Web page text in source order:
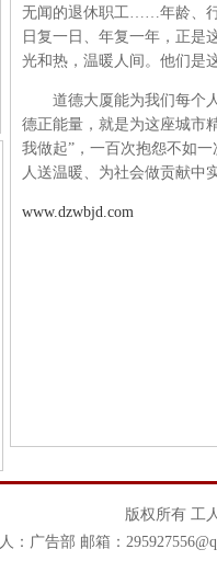
无闻的退休职工……年龄、
日复一日、年复一年，正是
光和热，温暖人间。他们是
道德大厦能为我们每个人
德正能量，就是为这座城市
我做起”，一百次抱怨不如
人送温暖、为社会做贡献中
www.dzwbjd.com
版权所有 工
：广告部 邮箱：